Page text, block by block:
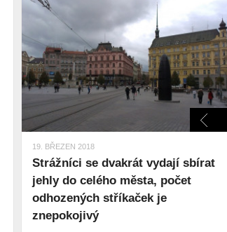
19. BŘEZEN 2018
Strážníci se dvakrát vydají sbírat
jehly do celého města, počet
odhozených stříkaček je
znepokojivý